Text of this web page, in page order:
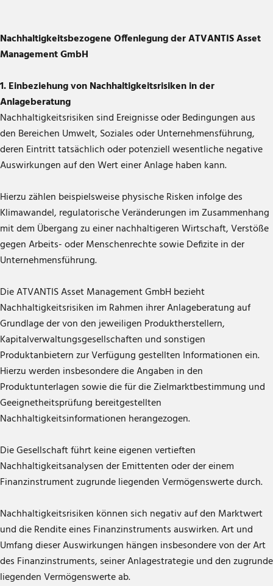
Nachhaltigkeitsbezogene Offenlegung der ATVANTIS Asset
Management GmbH
1. Einbeziehung von Nachhaltigkeitsrisiken in der
Anlageberatung
Nachhaltigkeitsrisiken sind Ereignisse oder Bedingungen aus
den Bereichen Umwelt, Soziales oder Unternehmensführung,
deren Eintritt tatsächlich oder potenziell wesentliche negative
Auswirkungen auf den Wert einer Anlage haben kann.
Hierzu zählen beispielsweise physische Risken infolge des
Klimawandel, regulatorische Veränderungen im Zusammenhang
mit dem Übergang zu einer nachhaltigeren Wirtschaft, Verstöße
gegen Arbeits- oder Menschenrechte sowie Defizite in der
Unternehmensführung.
Die ATVANTIS Asset Management GmbH bezieht
Nachhaltigkeitsrisiken im Rahmen ihrer Anlageberatung auf
Grundlage der von den jeweiligen Produktherstellern,
Kapitalverwaltungsgesellschaften und sonstigen
Produktanbietern zur Verfügung gestellten Informationen ein.
Hierzu werden insbesondere die Angaben in den
Produktunterlagen sowie die für die Zielmarktbestimmung und
Geeignetheitsprüfung bereitgestellten
Nachhaltigkeitsinformationen herangezogen.
Die Gesellschaft führt keine eigenen vertieften
Nachhaltigkeitsanalysen der Emittenten oder der einem
Finanzinstrument zugrunde liegenden Vermögenswerte durch.
Nachhaltigkeitsrisiken können sich negativ auf den Marktwert
und die Rendite eines Finanzinstruments auswirken. Art und
Umfang dieser Auswirkungen hängen insbesondere von der Art
des Finanzinstruments, seiner Anlagestrategie und den zugrunde
liegenden Vermögenswerte ab.